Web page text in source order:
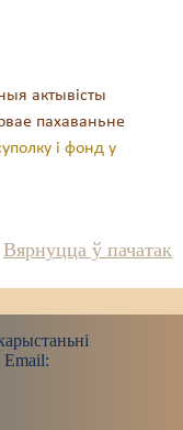
актывісты
пахаваньне
і фонд у
Вярнуцца ў пачатак
Email: